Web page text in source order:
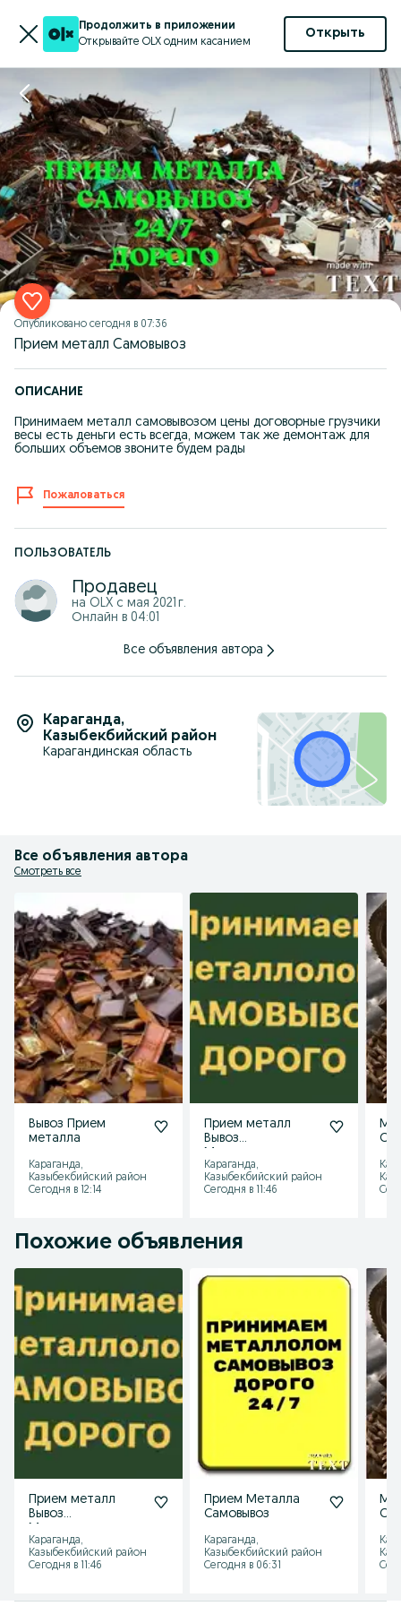
Продолжить в приложении
Открывайте OLX одним касанием
Открыть
Опубликовано сегодня в 07:36
Прием металл Самовывоз
ОПИСАНИЕ
Принимаем металл самовывозом цены договорные грузчики
весы есть деньги есть всегда, можем так же демонтаж для
больших объемов звоните будем рады
Пожаловаться
ПОЛЬЗОВАТЕЛЬ
Продавец
на OLX с мая 2021 г.
Онлайн в 04:01
Все объявления автора
Караганда,
Казыбекбийский район
Карагандинская область
Все объявления автора
Смотреть все
Вывоз Прием
металла
Караганда,
Казыбекбийский район
Сегодня в 12:14
Прием металл
Вывоз
Караганда,
Казыбекбийский район
Сегодня в 11:46
Похожие объявления
Прием металл
Вывоз
Караганда,
Казыбекбийский район
Сегодня в 11:46
Прием Металла
Самовывоз
Караганда,
Казыбекбийский район
Сегодня в 06:31